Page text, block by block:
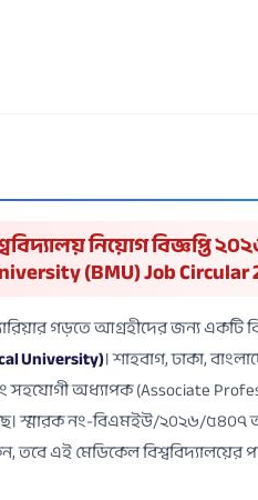
নিয়োগ বিজ্ঞপ্তি
(BMU) Job Circular
গড়তে আগ্রহীদের জন্য একটি
University)। শাহবাগ, ঢাকা,
সহযোগী অধ্যাপক (Associate
স্মারক নং-বিএমইউ/২০২৬/৫৪০৭
তবে এই মেডিকেল